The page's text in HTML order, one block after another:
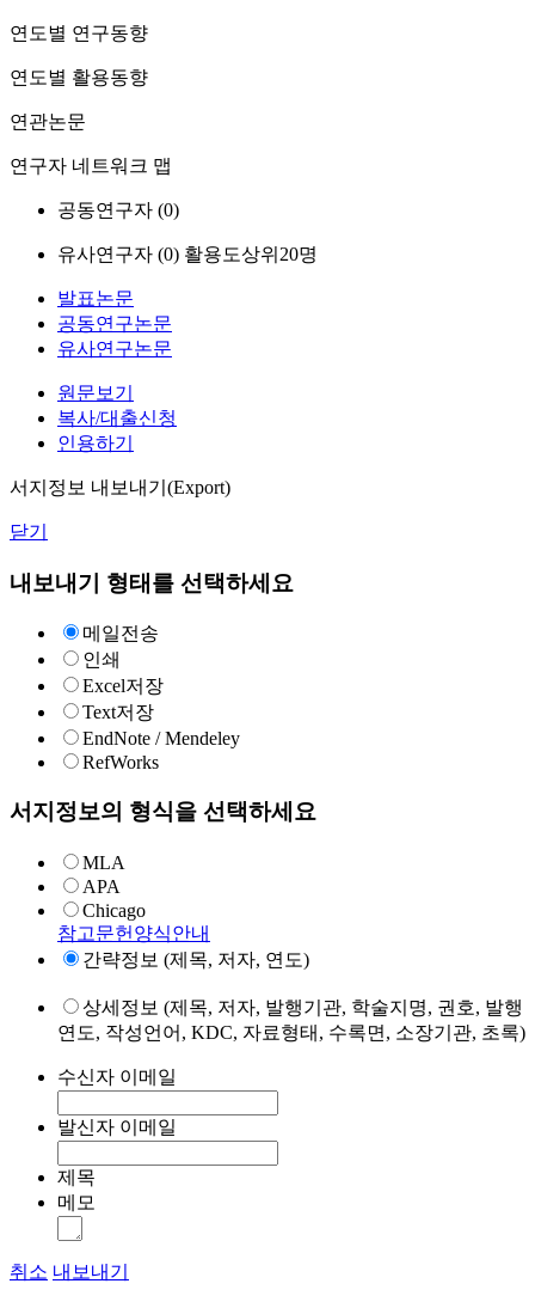
연도별 연구동향
연도별 활용동향
연관논문
연구자 네트워크 맵
공동연구자 (0)
유사연구자 (0) 활용도상위20명
발표논문
공동연구논문
유사연구논문
원문보기
복사/대출신청
인용하기
서지정보 내보내기(Export)
닫기
내보내기 형태를 선택하세요
메일전송
인쇄
Excel저장
Text저장
EndNote / Mendeley
RefWorks
서지정보의 형식을 선택하세요
MLA
APA
Chicago
참고문헌양식안내
간략정보 (제목, 저자, 연도)
상세정보 (제목, 저자, 발행기관, 학술지명, 권호, 발행
연도, 작성언어, KDC, 자료형태, 수록면, 소장기관, 초록)
수신자 이메일
발신자 이메일
제목
메모
취소 내보내기